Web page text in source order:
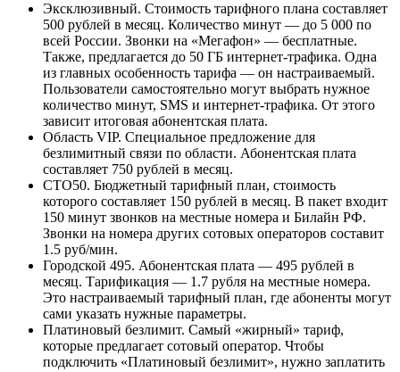
Эксклюзивный. Стоимость тарифного плана составляет
500 рублей в месяц. Количество минут — до 5 000 по
всей России. Звонки на «Мегафон» — бесплатные.
Также, предлагается до 50 ГБ интернет-трафика. Одна
из главных особенность тарифа — он настраиваемый.
Пользователи самостоятельно могут выбрать нужное
количество минут, SMS и интернет-трафика. От этого
зависит итоговая абонентская плата.
Область VIP. Специальное предложение для
безлимитный связи по области. Абонентская плата
составляет 750 рублей в месяц.
СТО50. Бюджетный тарифный план, стоимость
которого составляет 150 рублей в месяц. В пакет входит
150 минут звонков на местные номера и Билайн РФ.
Звонки на номера других сотовых операторов составит
1.5 руб/мин.
Городской 495. Абонентская плата — 495 рублей в
месяц. Тарификация — 1.7 рубля на местные номера.
Это настраиваемый тарифный план, где абоненты могут
сами указать нужные параметры.
Платиновый безлимит. Самый «жирный» тариф,
которые предлагает сотовый оператор. Чтобы
подключить «Платиновый безлимит», нужно заплатить